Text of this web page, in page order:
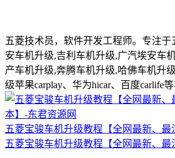
五菱技术员，软件开发工程师。专注
安车机升级,吉利车机升级,广汽埃安车
产车机升级,奔腾车机升级,哈佛车机升
级苹果carplay、华为hicar、百度carlife等
五菱宝骏车机升级教程【全网最新、最
五菱宝骏车机升级教程【全网最新、最